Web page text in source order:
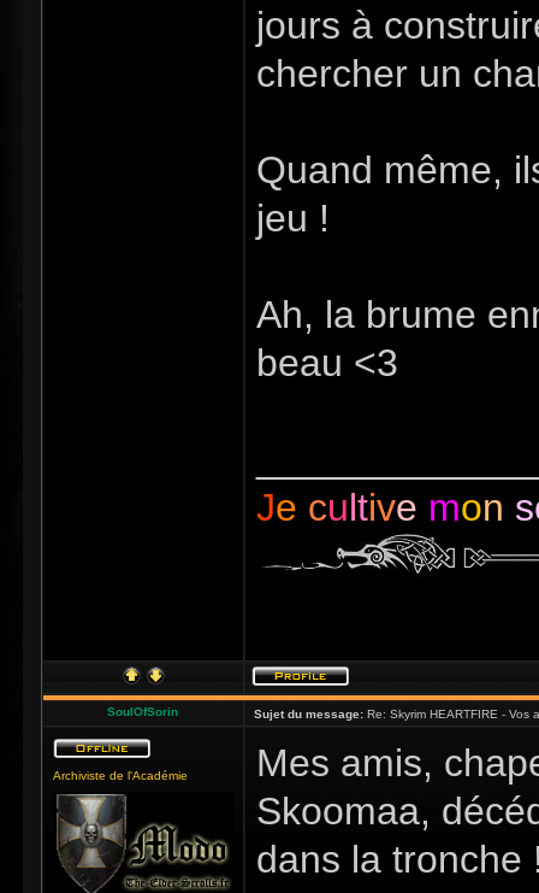
jours à
chercher un
Quand même,
jeu !
Ah, la brume
beau <3
Je cultive mon
SoulOfSorin Sujet du message: Re: Skyrim HEARTFIRE - Vos
Archiviste de l'Académie
Mes amis,
Skoomaa,
dans la tronche